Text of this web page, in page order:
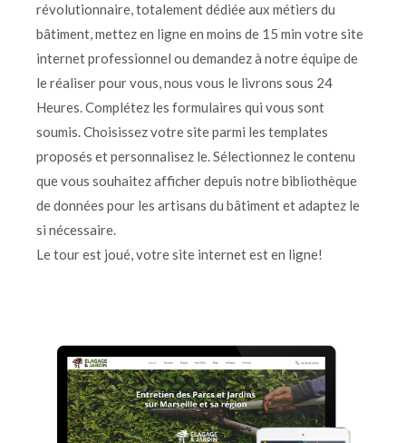
révolutionnaire, totalement dédiée aux métiers du
bâtiment, mettez en ligne en moins de 15 min votre site
internet professionnel ou demandez à notre équipe de
le réaliser pour vous, nous vous le livrons sous 24
Heures. Complétez les formulaires qui vous sont
soumis. Choisissez votre site parmi les templates
proposés et personnalisez le. Sélectionnez le contenu
que vous souhaitez afficher depuis notre bibliothèque
de données pour les artisans du bâtiment et adaptez le
si nécessaire.
Le tour est joué, votre site internet est en ligne!